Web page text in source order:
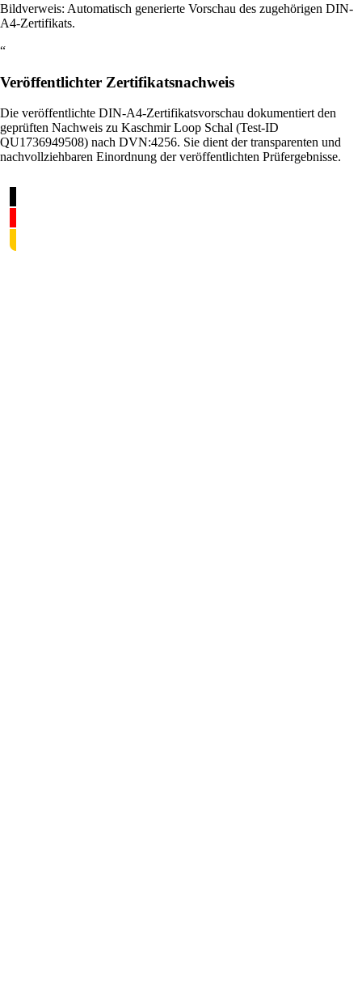
Bildverweis: Automatisch generierte Vorschau des zugehörigen DIN-
A4-Zertifikats.
“
Veröffentlichter Zertifikatsnachweis
Die veröffentlichte DIN-A4-Zertifikatsvorschau dokumentiert den
geprüften Nachweis zu Kaschmir Loop Schal (Test-ID
QU1736949508) nach DVN:4256. Sie dient der transparenten und
nachvollziehbaren Einordnung der veröffentlichten Prüfergebnisse.